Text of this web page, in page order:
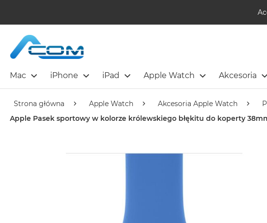
Mac iPhone iPad Apple Watch Akcesoria
Strona główna Apple Watch Akcesoria Apple Watch
Apple Pasek sportowy w kolorze królewskiego błękitu do koperty